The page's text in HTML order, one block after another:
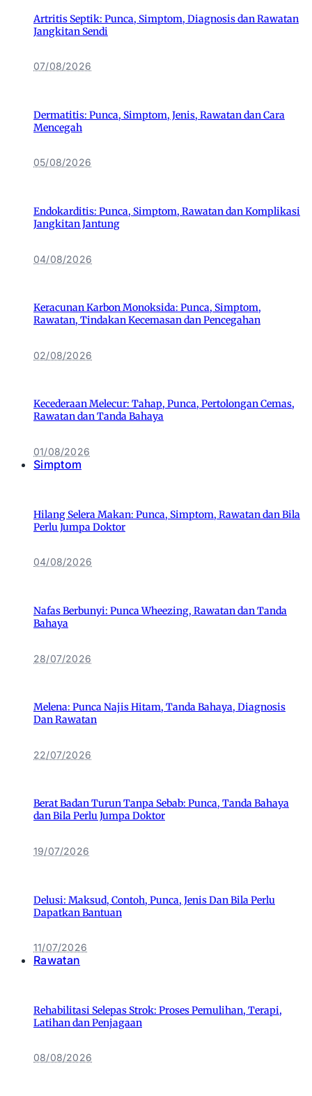
Artritis Septik: Punca, Simptom, Diagnosis dan Rawatan
Jangkitan Sendi
07/08/2026
Dermatitis: Punca, Simptom, Jenis, Rawatan dan Cara
Mencegah
05/08/2026
Endokarditis: Punca, Simptom, Rawatan dan Komplikasi
Jangkitan Jantung
04/08/2026
Keracunan Karbon Monoksida: Punca, Simptom,
Rawatan, Tindakan Kecemasan dan Pencegahan
02/08/2026
Kecederaan Melecur: Tahap, Punca, Pertolongan Cemas,
Rawatan dan Tanda Bahaya
01/08/2026
Simptom
Hilang Selera Makan: Punca, Simptom, Rawatan dan Bila
Perlu Jumpa Doktor
04/08/2026
Nafas Berbunyi: Punca Wheezing, Rawatan dan Tanda
Bahaya
28/07/2026
Melena: Punca Najis Hitam, Tanda Bahaya, Diagnosis
Dan Rawatan
22/07/2026
Berat Badan Turun Tanpa Sebab: Punca, Tanda Bahaya
dan Bila Perlu Jumpa Doktor
19/07/2026
Delusi: Maksud, Contoh, Punca, Jenis Dan Bila Perlu
Dapatkan Bantuan
11/07/2026
Rawatan
Rehabilitasi Selepas Strok: Proses Pemulihan, Terapi,
Latihan dan Penjagaan
08/08/2026